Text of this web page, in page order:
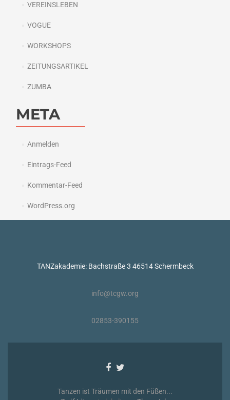
VEREINSLEBEN
VOGUE
WORKSHOPS
ZEITUNGSARTIKEL
ZUMBA
META
Anmelden
Eintrags-Feed
Kommentar-Feed
WordPress.org
TANZakademie: Bachstraße 3 46514 Schermbeck
info@tcgw.org
02853-390155
Facebook-
Twitter-
Tanzen ist Träumen mit den Füßen...